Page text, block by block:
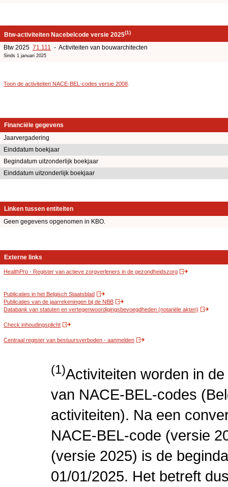
Btw-activiteiten Nacebelcode versie 2025(1)
Btw 2025 71.111 - Activiteiten van bouwarchitecten
Sinds 1 januari 2025
Toon de activiteiten NACE-BEL-codes versie 2008
Financiële gegevens
Jaarvergadering
Einddatum boekjaar
Begindatum uitzonderlijk boekjaar
Einddatum uitzonderlijk boekjaar
Linken tussen entiteiten
Geen gegevens opgenomen in KBO.
Externe links
HealthPro - Register van actieve zorgverleners in de gezondheidszorg
Publicaties in het Belgisch Staatsblad
Publicaties van de jaarrekeningen bij de NBB
Databank van statuten en vertegenwoordigingsbevoegdheden (notariële akten)
Check inhoudingsplicht
Centraal register van bestuursverboden - aanmelden
(1)Activiteiten worden in
van NACE-BEL-codes
activiteiten). Na een
NACE-BEL-code (versie
(versie 2025) is de
01/01/2025. Het betreft